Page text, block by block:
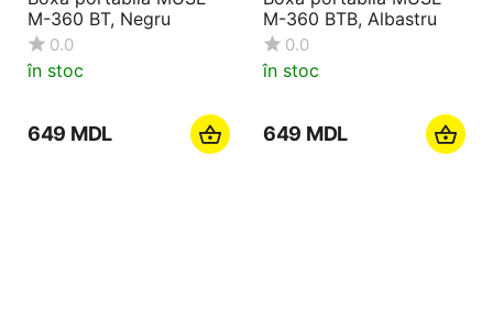
M-360 BT, Negru
0.0
în stoc
‍649‍ MDL
M-360 BTB, Albastru
0.0
în stoc
‍649‍ MDL